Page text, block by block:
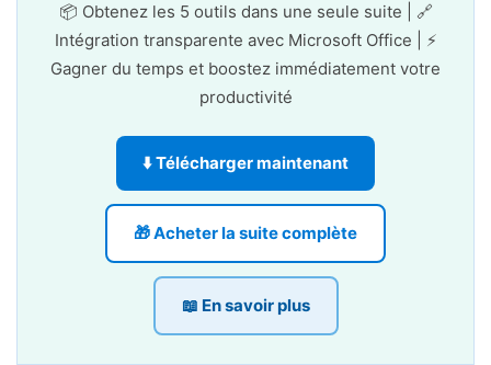
📦 Obtenez les 5 outils dans une seule suite | 🔗
Intégration transparente avec Microsoft Office | ⚡
Gagner du temps et boostez immédiatement votre
productivité
⬇️ Télécharger maintenant
🎁 Acheter la suite complète
📖 En savoir plus